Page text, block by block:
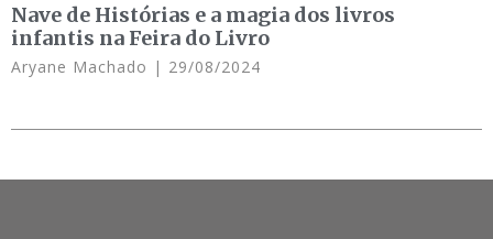
Nave de Histórias e a magia dos livros
infantis na Feira do Livro
Aryane Machado 29/08/2024